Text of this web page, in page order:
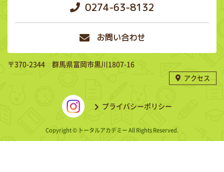
0274-63-8132
お問い合わせ
〒370-2344 群馬県富岡市黒川1807-16
アクセス
プライバシーポリシー
Copyright © トータルアカデミー All Rights Reserved.